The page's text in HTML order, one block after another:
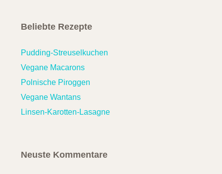
Beliebte Rezepte
Pudding-Streuselkuchen
Vegane Macarons
Polnische Piroggen
Vegane Wantans
Linsen-Karotten-Lasagne
Neuste Kommentare